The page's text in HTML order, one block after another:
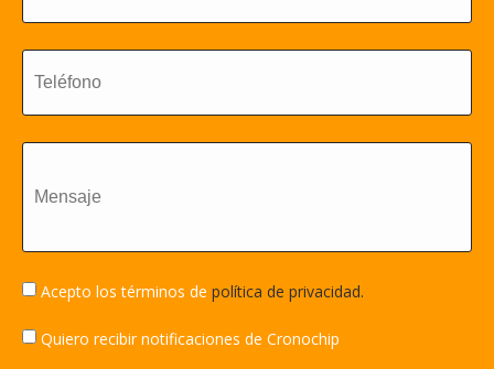
Acepto los términos de política de privacidad.
Quiero recibir notificaciones de Cronochip